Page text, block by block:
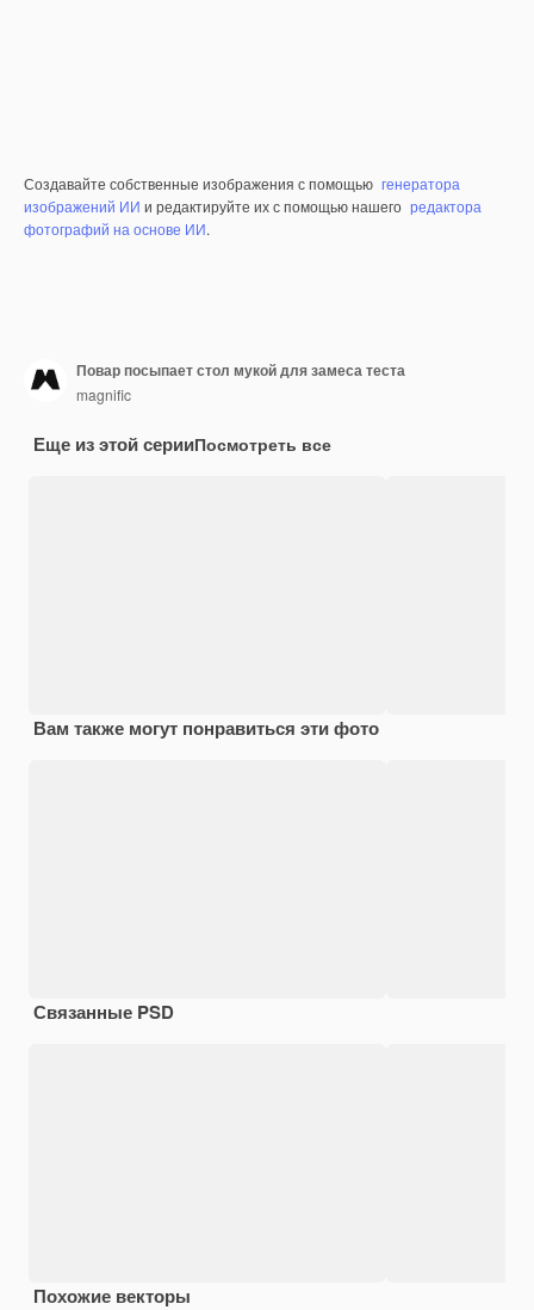
Создавайте собственные изображения с помощью генератора
изображений ИИ и редактируйте их с помощью нашего редактора
фотографий на основе ИИ.
Повар посыпает стол мукой для замеса теста
magnific
Еще из этой серииПосмотреть все
Вам также могут понравиться эти фото
Связанные PSD
Похожие векторы